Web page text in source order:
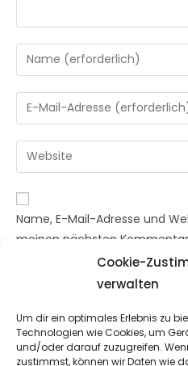
Cookie-
verwalten
Um dir ein optimales Erlebnis zu
Technologien wie Cookies, um
und/oder darauf zuzugreifen.
zustimmst, können wir Daten wie
Gib
deinen
Namen
oder
zum
Kommentieren
ein
Gib
deine
E-
Mail-
zum
Kommentieren
ein
Gib
deine
Website-
URL
Name, E-Mail-Adresse und
meinen nächsten